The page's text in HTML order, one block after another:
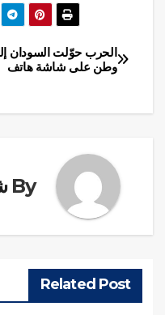
تصفّح
الحرب حوّلت السودان
وطن على شاشة هاتف
By
Related Post